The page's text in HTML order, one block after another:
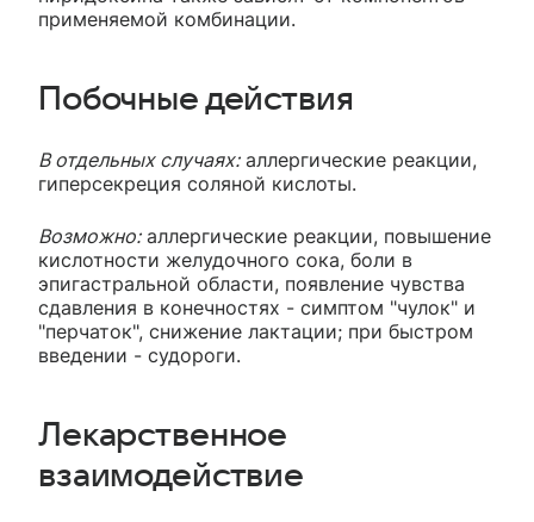
применяемой комбинации.
Побочные действия
В отдельных случаях:аллергические реакции,
гиперсекреция соляной кислоты.
Возможно:аллергические реакции, повышение
кислотности желудочного сока, боли в
эпигастральной области, появление чувства
сдавления в конечностях - симптом "чулок" и
"перчаток", снижение лактации; при быстром
введении - судороги.
Лекарственное
взаимодействие